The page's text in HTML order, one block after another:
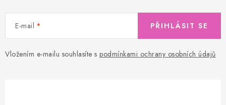
E-mail
Vložením e-mailu souhlasíte s podmínkami ochrany osobních údajů
PŘIHLÁSIT SE